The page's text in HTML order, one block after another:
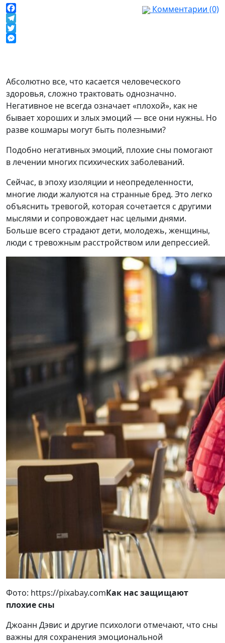
Facebook
Telegram
Twitter
Комментарии (0)
Абсолютно все, что касается человеческого
здоровья, сложно трактовать однозначно.
Негативное не всегда означает «плохой», как не
бывает хороших и злых эмоций — все они нужны. Но
разве кошмары могут быть полезными?
Подобно негативных эмоций, плохие сны помогают
в лечении многих психических заболеваний.
Сейчас, в эпоху изоляции и неопределенности,
многие люди жалуются на странные бред. Это легко
объяснить тревогой, которая сочетается с другими
мыслями и сопровождает нас целыми днями.
Больше всего страдают дети, молодежь, женщины,
люди с тревожным расстройством или депрессией.
Фото: https://pixabay.comКак нас защищают
плохие сны
Джоанн Дэвис и другие психологи отмечают, что сны
важны для сохранения эмоциональной